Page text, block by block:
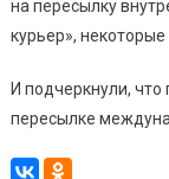
на пересылку
курьер»,
И подчеркнули,
пересылке